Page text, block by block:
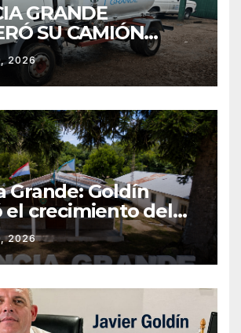
GRANDE
SU CAMIÓN
Y MEJORARÁ
DE
PARA LOS
2026
Grande: Goldín
el crecimiento del
anunció nuevas
su gestión
críticas
2026